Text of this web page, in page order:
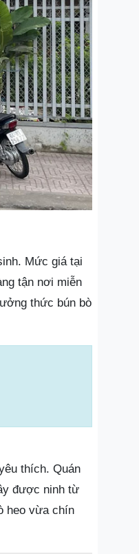
Mức giá tại
tận nơi miễn
thức bún bò
thích. Quán
được ninh từ
heo vừa chín